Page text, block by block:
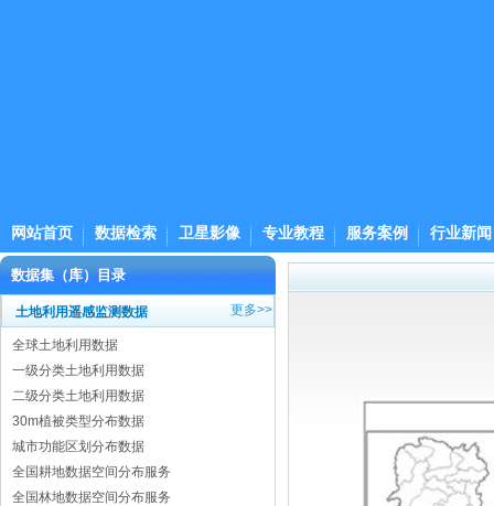
网站首页 数据检索 卫星影像 专业教程 服务案例 行业新闻
数据集（库）目录
土地利用遥感监测数据 更多>>
全球土地利用数据
一级分类土地利用数据
二级分类土地利用数据
30m植被类型分布数据
城市功能区划分布数据
全国耕地数据空间分布服务
全国林地数据空间分布服务